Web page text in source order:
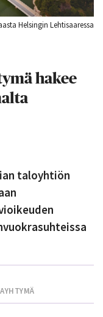
Helsingin Lehtisaaressa
hakee
taloyhtiön